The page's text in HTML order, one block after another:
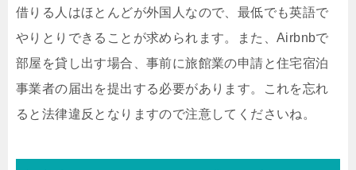
借りる人はほとんどが外国人なので、最低でも英語で
やりとりできることが求められます。また、 Airbnbで
部屋を貸し出す場合、事前に旅館業の申請と住宅宿泊
事業者の届出を提出する必要があります。これを忘れ
ると法律違反となりますので注意してくださいね。